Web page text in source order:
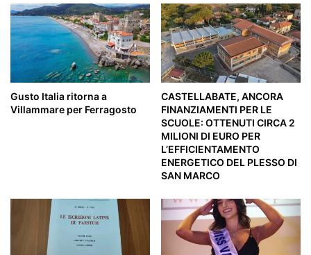
Gusto Italia ritorna a
Villammare per Ferragosto
CASTELLABATE, ANCORA
FINANZIAMENTI PER LE
SCUOLE: OTTENUTI CIRCA 2
MILIONI DI EURO PER
L’EFFICIENTAMENTO
ENERGETICO DEL PLESSO DI
SAN MARCO